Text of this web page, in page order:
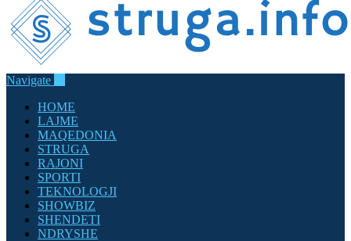
Navigate
HOME
LAJME
MAQEDONIA
STRUGA
RAJONI
SPORTI
TEKNOLOGJI
SHOWBIZ
SHENDETI
NDRYSHE